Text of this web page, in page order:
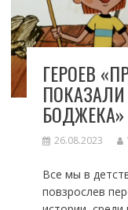
ГЕРОЕВ
БОДЖЕКА»
26.08.2023
Все мы в
повзрослев